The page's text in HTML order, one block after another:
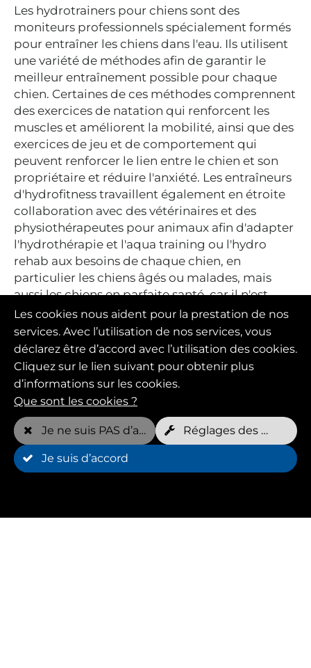
Les hydrotrainers pour chiens sont des
moniteurs professionnels spécialement formés
pour entraîner les chiens dans l'eau. Ils utilisent
une variété de méthodes afin de garantir le
meilleur entraînement possible pour chaque
chien. Certaines de ces méthodes comprennent
des exercices de natation qui renforcent les
muscles et améliorent la mobilité, ainsi que des
exercices de jeu et de comportement qui
peuvent renforcer le lien entre le chien et son
propriétaire et réduire l'anxiété. Les entraîneurs
d'hydrofitness travaillent également en étroite
collaboration avec des vétérinaires et des
physiothérapeutes pour animaux afin d'adapter
l'hydrothérapie et l'aqua training ou l'hydro
rehab aux besoins de chaque chien, en
particulier les chiens âgés ou malades, mais
aussi les chiens en parfaite santé, car il n'est
jamais mauvais de soutenir le fitness canin en
tant que mesure prophylactique.
Les cookies nous aident pour la prestation de nos
services. Avec l’utilisation de nos services, vous
déclarez être d’accord avec l’utilisation des cookies.
Cliquez sur le lien suivant pour obtenir plus
d’informations sur les cookies.
Que sont les cookies ?
Je ne suis PAS d’accord Réglages des cookies
Je suis d’accord